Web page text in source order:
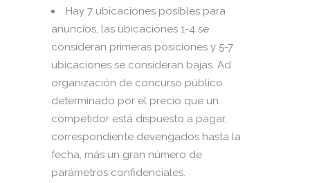
Hay 7 ubicaciones posibles para
anuncios, las ubicaciones 1-4 se
consideran primeras posiciones y 5-7
ubicaciones se consideran bajas. Ad
organización de concurso público
determinado por el precio que un
competidor está dispuesto a pagar,
correspondiente devengados hasta la
fecha, más un gran número de
parámetros confidenciales.